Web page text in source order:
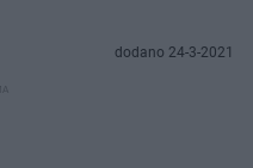
dodano 24-3-2021